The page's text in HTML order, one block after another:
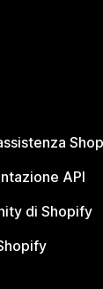
API
di Shopify